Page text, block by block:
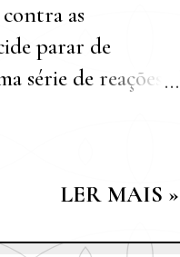
as
parar de
série de reações e
em três partes,
e sua irmã,
próprios
sua
LER MAIS »